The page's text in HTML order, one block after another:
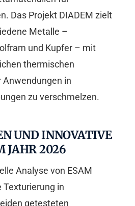
Das Projekt DIADEM zielt
Metalle –
und Kupfer – mit
thermischen
in
zu verschmelzen.
UND INNOVATIVE
JAHR 2026
Analyse von ESAM
Texturierung in
getesteten